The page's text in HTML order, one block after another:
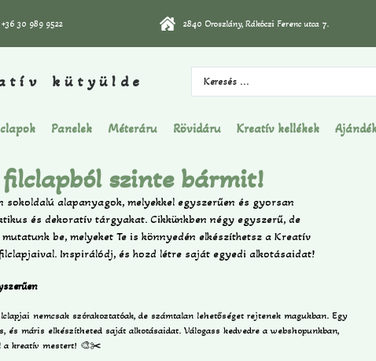
+36 30 989 9522 2840 Oroszlány, Rákóczi Ferenc utca 7.
kütyülde
Panelek Méteráru Rövidáru Kreatív kellékek
szinte bármit!
sokoldalú alapanyagok, melyekkel egyszerűen és gyorsan
és dekoratív tárgyakat. Cikkünkben négy egyszerű, de
be, melyeket Te is könnyedén elkészíthetsz a Kreatív
Inspirálódj, és hozd létre saját egyedi alkotásaidat!
nemcsak szórakoztatóak, de számtalan lehetőséget rejtenek magukban. Egy
és máris elkészítheted saját alkotásaidat. Válogass kedvedre a webshopunkban,
a kreatív mestert! 🎨✂️